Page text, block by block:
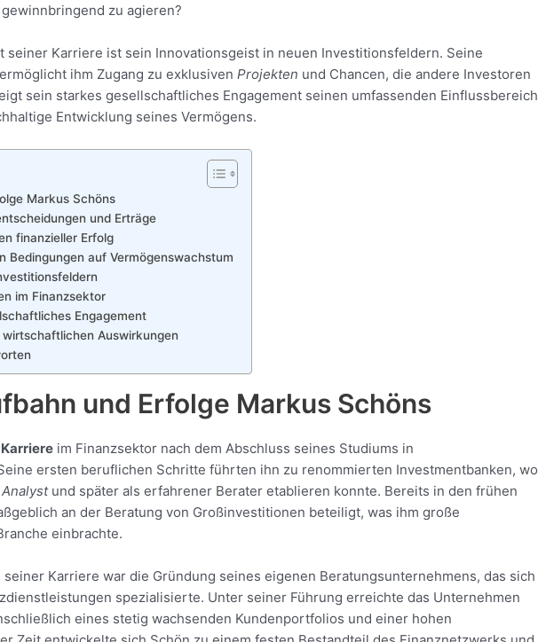
zu agieren?
seiner Karriere ist sein Innovationsgeist in neuen Investitionsfeldern. Seine
ihm Zugang zu exklusiven Projekten und Chancen, die andere Investoren
sein starkes gesellschaftliches Engagement seinen umfassenden Einflussbereich
Entwicklung seines Vermögens.
Markus Schöns
und Erträge
finanzieller Erfolg
Bedingungen auf Vermögenswachstum
im Finanzsektor
Engagement
Auswirkungen
und Erfolge Markus Schöns
Karriere im Finanzsektor nach dem Abschluss seines Studiums in
ersten beruflichen Schritte führten ihn zu renommierten Investmentbanken, wo
und später als erfahrener Berater etablieren konnte. Bereits in den frühen
an der Beratung von Großinvestitionen beteiligt, was ihm große
einbrachte.
Karriere war die Gründung seines eigenen Beratungsunternehmens, das sich
spezialisierte. Unter seiner Führung erreichte das Unternehmen
eines stetig wachsenden Kundenportfolios und einer hohen